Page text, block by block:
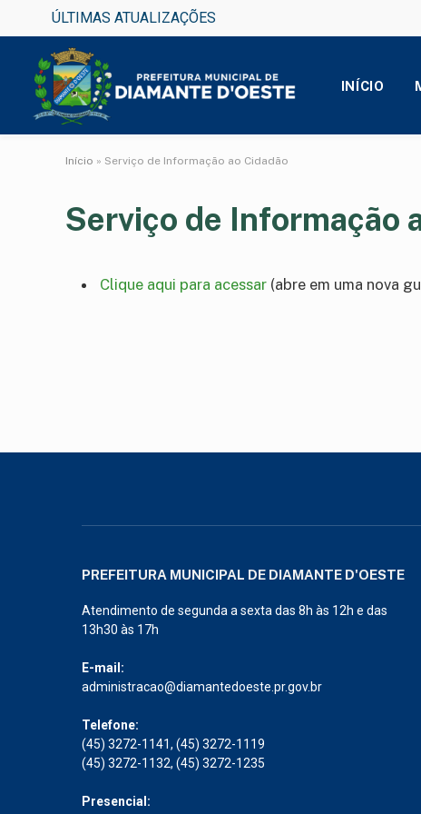
ÚLTIMAS ATUALIZAÇÕES
INÍCIO
Início » Serviço de Informação ao Cidadão
Serviço de Informação
Clique aqui para acessar (abre em uma nova
PREFEITURA MUNICIPAL DE DIAMANTE D'OESTE
Atendimento de segunda a sexta das 8h às 12h e das
13h30 às 17h
E-mail:
administracao@diamantedoeste.pr.gov.br
Telefone:
(45) 3272-1141, (45) 3272-1119
(45) 3272-1132, (45) 3272-1235
Presencial: